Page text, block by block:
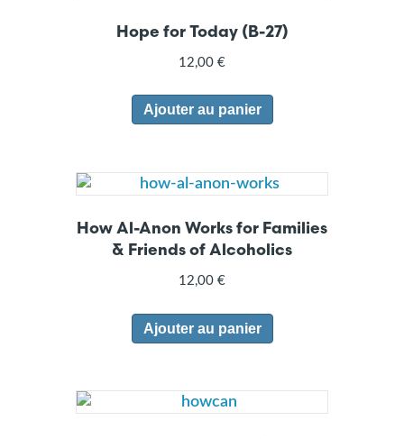
Hope for Today (B-27)
12,00 €
Ajouter au panier
How Al-Anon Works for Families
& Friends of Alcoholics
12,00 €
Ajouter au panier